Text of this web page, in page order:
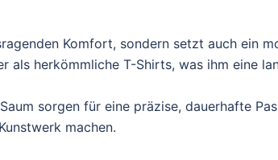
Komfort, sondern setzt auch ein
herkömmliche T-Shirts, was ihm eine
sorgen für eine präzise, dauerhafte
machen.